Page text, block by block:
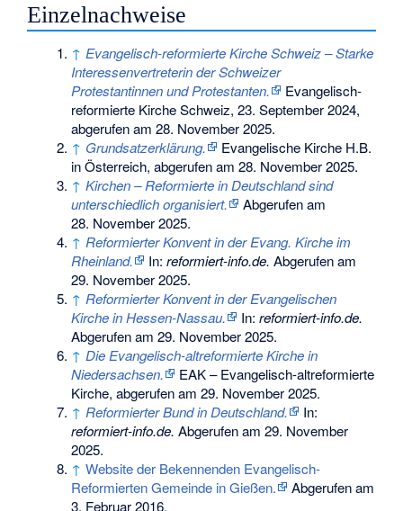
Einzelnachweise
↑ Evangelisch-reformierte Kirche Schweiz – Starke
Interessenvertreterin der Schweizer
Protestantinnen und Protestanten.
Evangelisch-
reformierte Kirche Schweiz, 23. September 2024,
abgerufen am 28. November 2025.
↑ Grundsatzerklärung.
Evangelische Kirche H.B.
in Österreich, abgerufen am 28. November 2025.
↑ Kirchen – Reformierte in Deutschland sind
unterschiedlich organisiert.
Abgerufen am
28. November 2025.
↑ Reformierter Konvent in der Evang. Kirche im
Rheinland.
In:reformiert-info.de. Abgerufen am
29. November 2025.
↑ Reformierter Konvent in der Evangelischen
Kirche in Hessen-Nassau.
In:reformiert-info.de.
Abgerufen am 29. November 2025.
↑ Die Evangelisch-altreformierte Kirche in
Niedersachsen.
EAK – Evangelisch-altreformierte
Kirche, abgerufen am 29. November 2025.
↑ Reformierter Bund in Deutschland.
In:
reformiert-info.de. Abgerufen am 29. November
2025.
↑ Website der Bekennenden Evangelisch-
Reformierten Gemeinde in Gießen.
Abgerufen am
3. Februar 2016.